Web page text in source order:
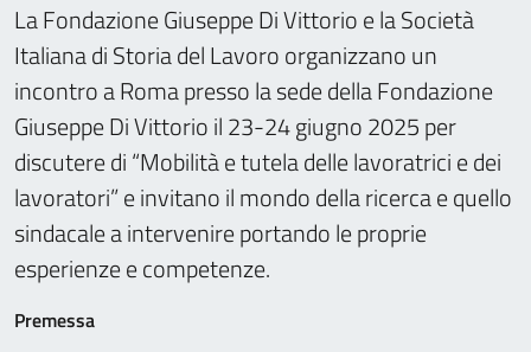
La Fondazione Giuseppe Di Vittorio e la Società
Italiana di Storia del Lavoro organizzano un
incontro a Roma presso la sede della Fondazione
Giuseppe Di Vittorio il 23-24 giugno 2025 per
discutere di “Mobilità e tutela delle lavoratrici e dei
lavoratori” e invitano il mondo della ricerca e quello
sindacale a intervenire portando le proprie
esperienze e competenze.
Premessa